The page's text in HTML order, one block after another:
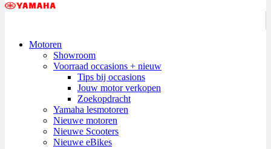
Motoren
Showroom
Voorraad occasions + nieuw
Tips bij occasions
Jouw motor verkopen
Zoekopdracht
Yamaha lesmotoren
Nieuwe motoren
Nieuwe Scooters
Nieuwe eBikes